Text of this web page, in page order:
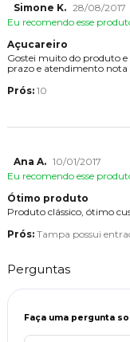
Simone K. 28/08/2017
Eu recomendo esse
Açucareiro
Gostei muito do produto
prazo e atendimento nota
Prós: 10
Ana A. 10/01/2017
Eu recomendo esse
Ótimo produto
Produto clássico, ótimo
Prós: Tampa possui
Perguntas
Faça uma pergunta